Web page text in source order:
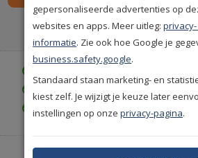
Spaar185premium
Gratis achteraf betalen
gepersonaliseerde advertenties op
websites en apps. Meer uitleg:
informatie. Zie ook hoe Google je
business.safety.google.
Standaard staan marketing- en
kiest zelf. Je wijzigt je keuze later
instellingen op onzeprivacy-pagina.